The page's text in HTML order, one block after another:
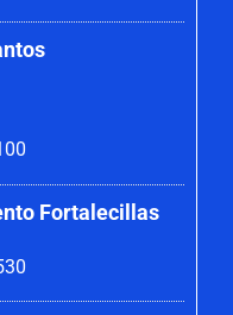
Fortalecillas